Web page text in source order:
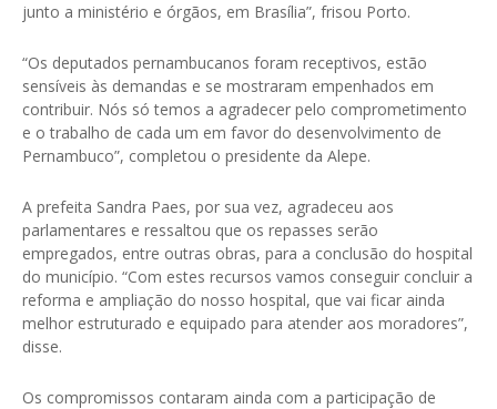
junto a ministério e órgãos, em Brasília”, frisou Porto.
“Os deputados pernambucanos foram receptivos, estão
sensíveis às demandas e se mostraram empenhados em
contribuir. Nós só temos a agradecer pelo comprometimento
e o trabalho de cada um em favor do desenvolvimento de
Pernambuco”, completou o presidente da Alepe.
A prefeita Sandra Paes, por sua vez, agradeceu aos
parlamentares e ressaltou que os repasses serão
empregados, entre outras obras, para a conclusão do hospital
do município. “Com estes recursos vamos conseguir concluir a
reforma e ampliação do nosso hospital, que vai ficar ainda
melhor estruturado e equipado para atender aos moradores”,
disse.
Os compromissos contaram ainda com a participação de